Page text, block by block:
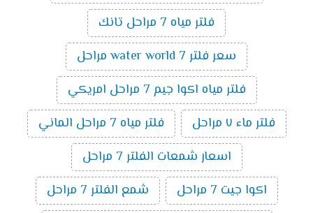
فلتر مياه 7 مراحل تانك
سعر فلتر water world 7 مراحل
فلتر مياه اكوا جيم 7 مراحل امريكي
فلتر ماء ٧ مراحل
فلتر مياه 7 مراحل الماني
اسعار شمعات الفلتر 7 مراحل
اكوا جيت 7 مراحل
شمع الفلتر 7 مراحل